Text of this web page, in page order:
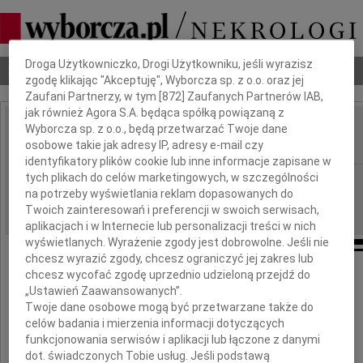
Nekrologi Odeszli Poradnik pogrzebowy
IMIĘ I NAZWISKO: Henryk Gaik
REGION: Warszawa
DATA EMISJI: 14.05.2010
Alinie Gaik
oraz
Urszuli i Romanowi
Dbamy o Twoją prywatność
Droga Użytkowniczko, Drogi Użytkowniku, jeśli wyrazisz
zgodę klikając "Akceptuję", Wyborcza sp. z o.o. oraz jej
Zaufani Partnerzy, w tym [872 ] Zaufanych Partnerów IAB,
jak również Agora S.A. będąca spółką powiązaną z
Wyborcza sp. z o.o., będą przetwarzać Twoje dane
osobowe takie jak adresy IP, adresy e-mail czy
identyfikatory plików cookie lub inne informacje zapisane w
tych plikach do celów marketingowych, w szczególności
na potrzeby wyświetlania reklam dopasowanych do
Twoich zainteresowań i preferencji w swoich serwisach,
aplikacjach i w Internecie lub personalizacji treści w nich
wyświetlanych. Wyrażenie zgody jest dobrowolne. Jeśli nie
chcesz wyrazić zgody, chcesz ograniczyć jej zakres lub
chcesz wycofać zgodę uprzednio udzieloną przejdź do
„Ustawień Zaawansowanych”.
Twoje dane osobowe mogą być przetwarzane także do
celów badania i mierzenia informacji dotyczących
funkcjonowania serwisów i aplikacji lub łączone z danymi
dot. świadczonych Tobie usług. Jeśli podstawą